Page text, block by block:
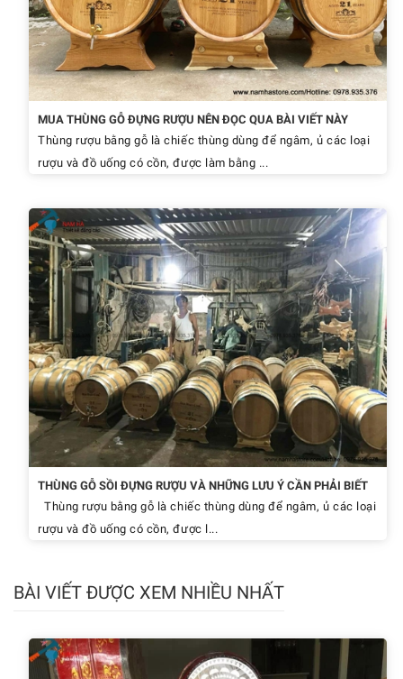
MUA THÙNG GỖ ĐỰNG RƯỢU NÊN ĐỌC QUA BÀI VIẾT NÀY
Thùng rượu bằng gỗ là chiếc thùng dùng để ngâm, ủ các loại
rượu và đồ uống có cồn, được làm bằng ...
THÙNG GỖ SỒI ĐỰNG RƯỢU VÀ NHỮNG LƯU Ý CẦN PHẢI BIẾT
Thùng rượu bằng gỗ là chiếc thùng dùng để ngâm, ủ các loại
rượu và đồ uống có cồn, được l...
BÀI VIẾT ĐƯỢC XEM NHIỀU NHẤT